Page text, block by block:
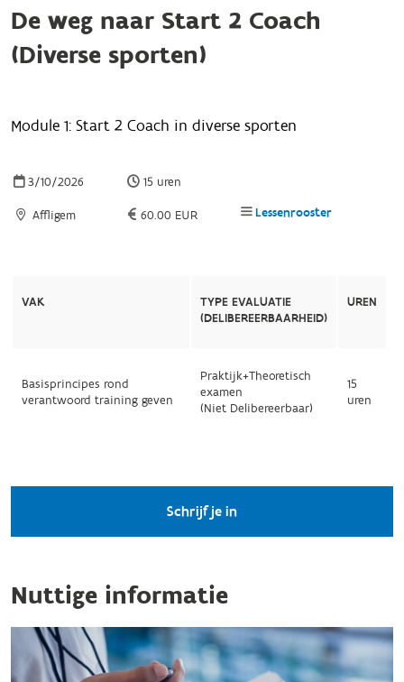
De weg naar Start 2 Coach
(Diverse sporten)
Module 1: Start 2 Coach in diverse sporten
3/10/2026 15 uren
Affligem 60.00 EUR Lessenrooster
VAK
TYPE EVALUATIE
(DELIBEREERBAARHEID)
UREN
Basisprincipes rond
verantwoord training geven
Praktijk+Theoretisch
examen
(Niet Delibereerbaar)
15
uren
Schrijf je in
Nuttige informatie